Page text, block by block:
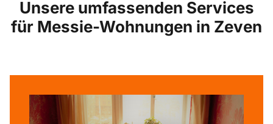
Unsere umfassenden Services
für Messie-Wohnungen in Zeven